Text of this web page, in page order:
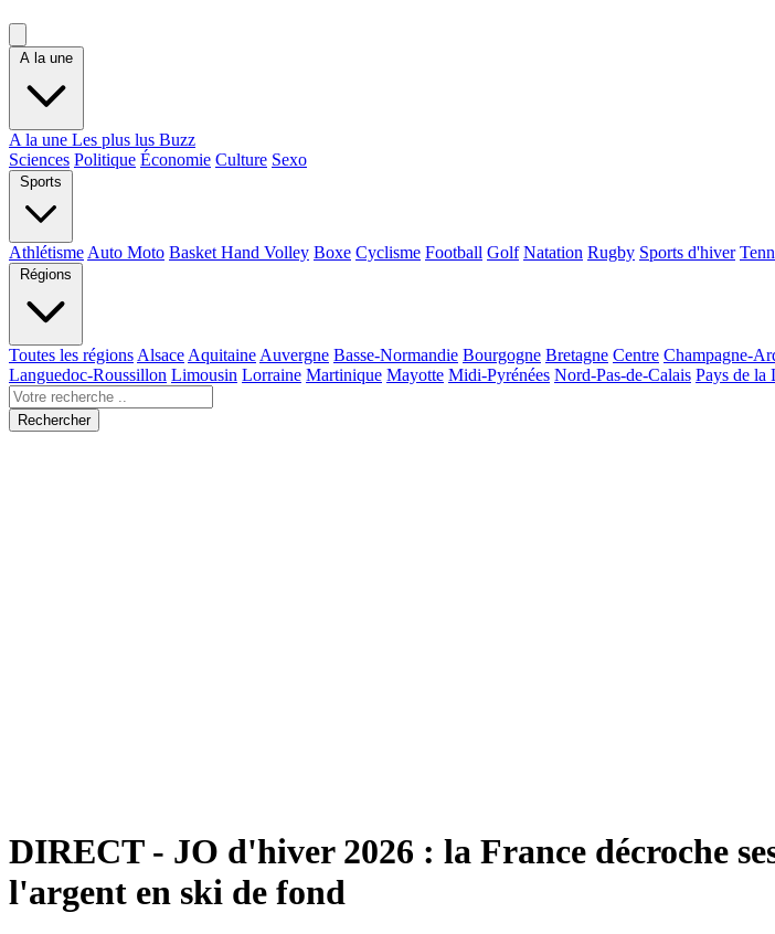
A la une
A la une Les plus lus Buzz
Sciences Politique Économie Culture Sexo
Sports
Athlétisme Auto Moto Basket Hand Volley Boxe Cyclisme Football Golf Natation Rugby Sports d'hiver
Régions
Toutes les régions Alsace Aquitaine Auvergne Basse-Normandie Bourgogne Bretagne Centre Champagne-
Languedoc-Roussillon Limousin Lorraine Martinique Mayotte Midi-Pyrénées Nord-Pas-de-Calais Pays de la
Rechercher
DIRECT - JO d'hiver 2026 : la France décroche
l'argent en ski de fond